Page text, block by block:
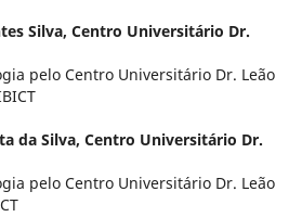
Silva, Centro Universitário Dr.
pelo Centro Universitário Dr. Leão
da Silva, Centro Universitário Dr.
pelo Centro Universitário Dr. Leão